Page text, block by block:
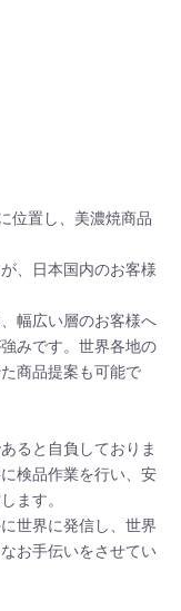
位置し、美濃焼商品
、日本国内のお客様
幅広い層のお客様へ
みです。世界各地の
商品提案も可能で
ると自負しておりま
検品作業を行い、安
ます。
世界に発信し、世界
お手伝いをさせてい